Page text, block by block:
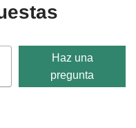
Haz una
pregunta